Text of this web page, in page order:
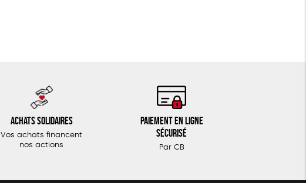
Achats solidaires
Vos achats financent
nos actions
Paiement en ligne
sécurisé
Par CB